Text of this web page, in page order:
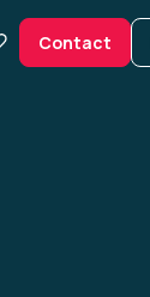
Contact
19/03/2026